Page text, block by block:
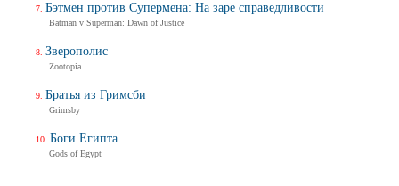
Бэтмен против Супермена: На заре справедливости
Batman v Superman: Dawn of Justice
Зверополис
Zootopia
Братья из Гримсби
Grimsby
Боги Египта
Gods of Egypt